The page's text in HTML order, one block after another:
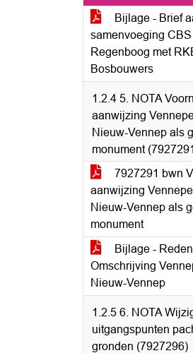
Bijlage - Brief
samenvoeging
Regenboog met
Bosbouwers
1.2.4 5. NOTA
aanwijzing
Nieuw-Vennep als
monument
7927291 bwn
aanwijzing
Nieuw-Vennep als
monument
Bijlage -
Omschrijving
Nieuw-Vennep
1.2.5 6. NOTA
uitgangspunten
gronden (7927296)